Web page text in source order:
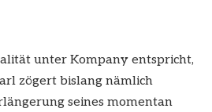
unter Kompany entspricht,
zögert bislang nämlich
seines momentan